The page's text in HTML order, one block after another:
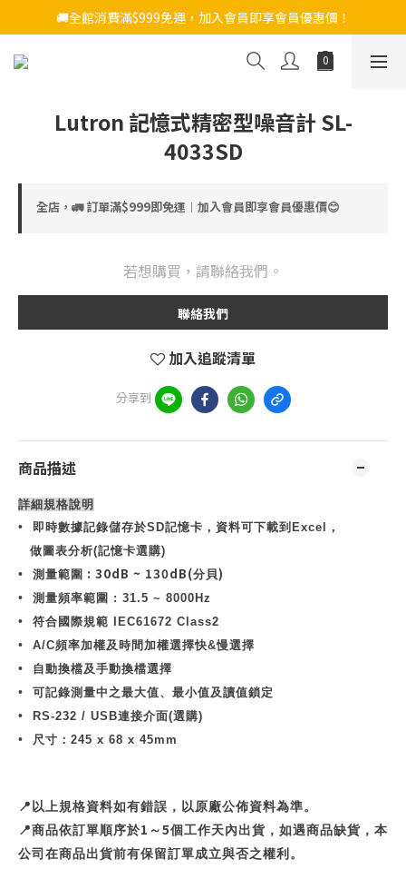
🚚全館消費滿$999免運，加入會員即享會員優惠價！
Lutron 記憶式精密型噪音計 SL-
4033SD
全店，🚛 訂單滿$999即免運︱加入會員即享會員優惠價😊
若想購買，請聯絡我們。
聯絡我們
加入追蹤清單
分享到
商品描述
詳細規格說明
• 即時數據記錄儲存於SD記憶卡，資料可下載到 Excel
，
做圖表分析(記憶卡選購)
• 測量範圍 : 30dB ~ 130dB(分貝)
• 測量頻率範圍 : 31.5 ~ 8000Hz
• 符合國際規範 IEC61672 Class2
• A/C頻率加權及時間加權選擇快&慢選擇
• 自動換檔及手動換檔選擇
• 可記錄測量中之最大值、最小值及讀值鎖定
• RS-232 / USB連接介面(選購)
• 尺寸： 245 x 68 x 45mm
📍 以上規格資料如有錯誤，以原廠公佈資料為準。
📍商品依訂單順序於1 ～5個工作天內出貨，如遇商品缺貨，本
公司在商品出貨前有保留訂單成立與否之權利。